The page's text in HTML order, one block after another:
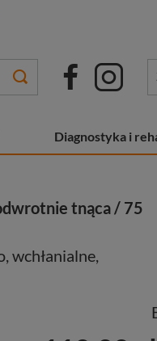
Diagnostyka i
tnąca / 75
wchłanialne,